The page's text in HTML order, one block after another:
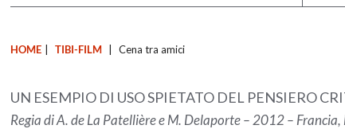
HOME TIBI-FILM Cena tra amici
UN ESEMPIO DI USO SPIETATO DEL PENSIERO
Regia di A. de La Patellière e M. Delaporte – 2012 –